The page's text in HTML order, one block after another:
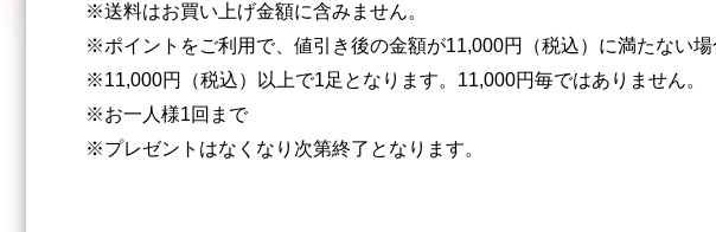
※送料はお買い上げ金額に含みません。
※ポイントをご利用で、値引き後の金額が11,000円（税込）に満たない場
※11,000円（税込）以上で1足となります。11,000円毎ではありません。
※お一人様1回まで
※プレゼントはなくなり次第終了となります。